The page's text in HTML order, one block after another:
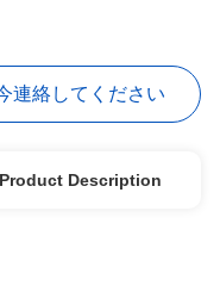
連絡してください
Product Description